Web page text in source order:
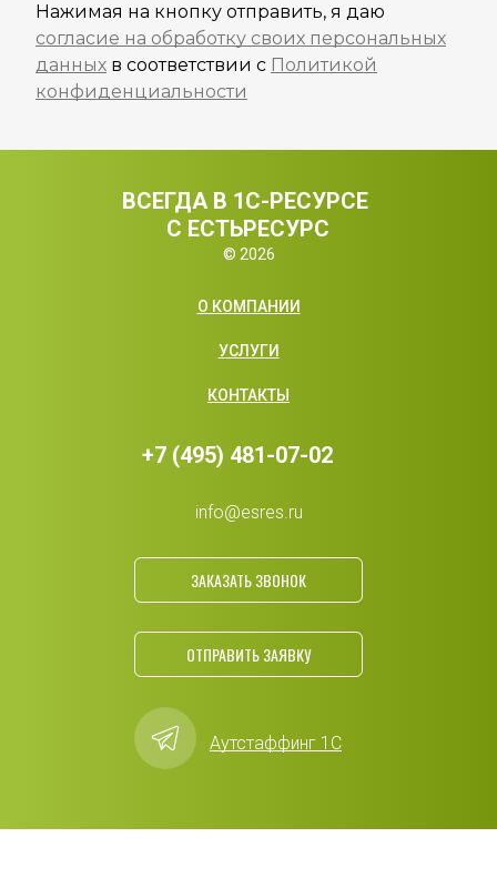
Нажимая на кнопку отправить, я даю
согласие на обработку своих персональных
данных в соответствии с Политикой
конфиденциальности
© 2026
Аутстаффинг 1С
ВСЕГДА В 1С-РЕСУРСЕ
С ЕСТЬРЕСУРС
ОТПРАВИТЬ ЗАЯВКУ
ЗАКАЗАТЬ ЗВОНОК
+7 (495) 481-07-02
info@esres.ru
О КОМПАНИИ
УСЛУГИ
КОНТАКТЫ